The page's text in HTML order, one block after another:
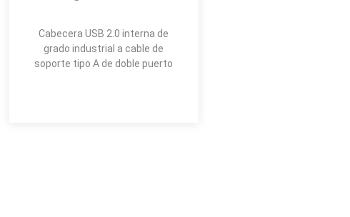
Cabecera USB 2.0 interna de
grado industrial a cable de
soporte tipo A de doble puerto